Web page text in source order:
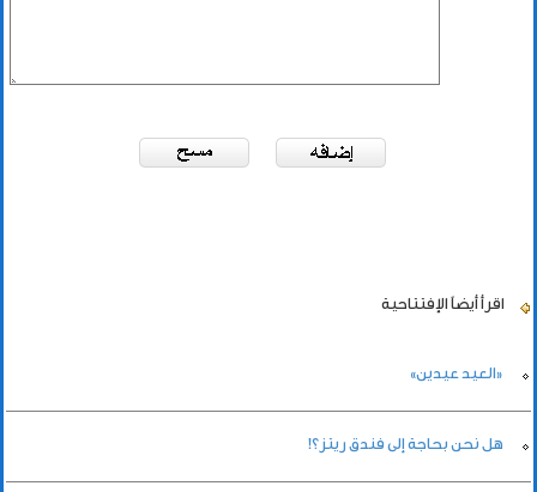
اقرأ أيضاً الإفتتاحية
«العيد عيدين»
هل نحن بحاجة إلى فندق ريتز؟!